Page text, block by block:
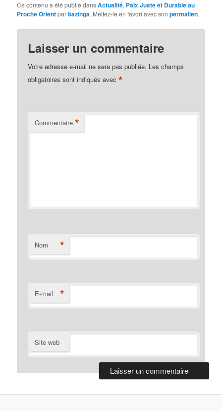
Ce contenu a été publié dansActualité, Paix Juste et Durable au
Proche Orientparbazinga. Mettez-le en favori avec sonpermalien.
Laisser un commentaire
Votre adresse e-mail ne sera pas publiée. Les champs
obligatoires sont indiqués avec*
Commentaire *
Nom *
E-mail *
Site web